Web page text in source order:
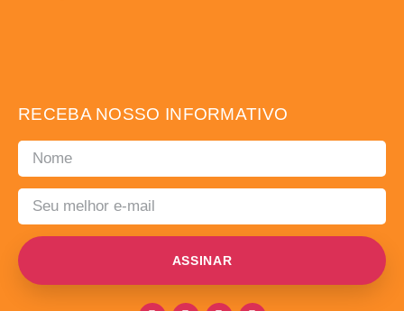
RECEBA NOSSO INFORMATIVO
ASSINAR